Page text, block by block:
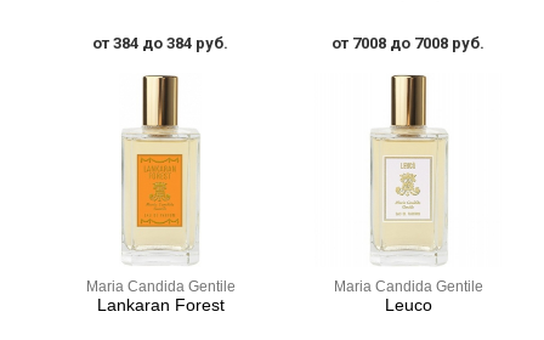
от 384 до 384 руб. от 7008 до 7008 руб.
Maria Candida Gentile
Lankaran Forest
Maria Candida Gentile
Leuco